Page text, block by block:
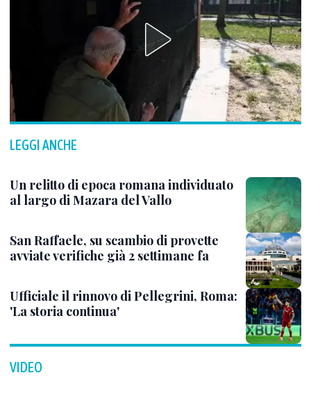
LEGGI ANCHE
Un relitto di epoca romana individuato
al largo di Mazara del Vallo
San Raffaele, su scambio di provette
avviate verifiche già 2 settimane fa
Ufficiale il rinnovo di Pellegrini, Roma:
'La storia continua'
VIDEO